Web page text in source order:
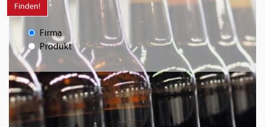
Finden!
Firma
Produkt